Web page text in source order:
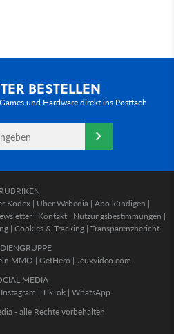
BESTELLEN
und Hardware direkt ins Postfach
RUBRIKEN
Kodex | Über Webedia | Abo kündigen |
| Kontakt | Nutzungsbestimmungen |
| Cookies & Tracking | Transparenzbericht
MMO | GetHero | Jeuxvideo.com
MEDIA
Instagram | TikTok | WhatsApp
- alle Rechte vorbehalten